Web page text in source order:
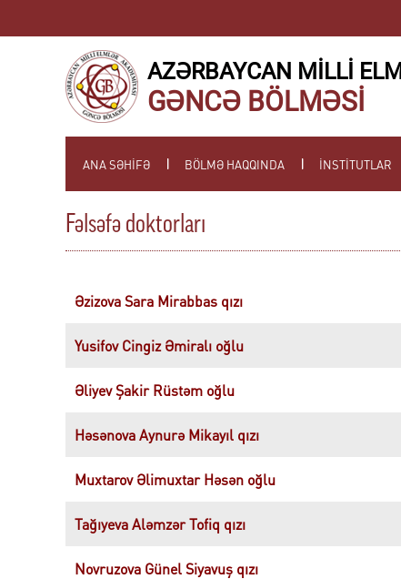
AZƏRBAYCAN MİLLİ
GƏNCƏ BÖLMƏSİ
ANA SƏHİFƏ BÖLMƏ HAQQINDA İNSTİTUTLAR
Fəlsəfə doktorları
Əzizova Sara Mirabbas qızı
Yusifov Cingiz Əmiralı oğlu
Əliyev Şakir Rüstəm oğlu
Həsənova Aynurə Mikayıl qızı
Muxtarov ƏlimuxtarHəsən oğlu
Tağıyeva Aləmzər Tofiq qızı
Novruzova Günel Siyavuş qızı